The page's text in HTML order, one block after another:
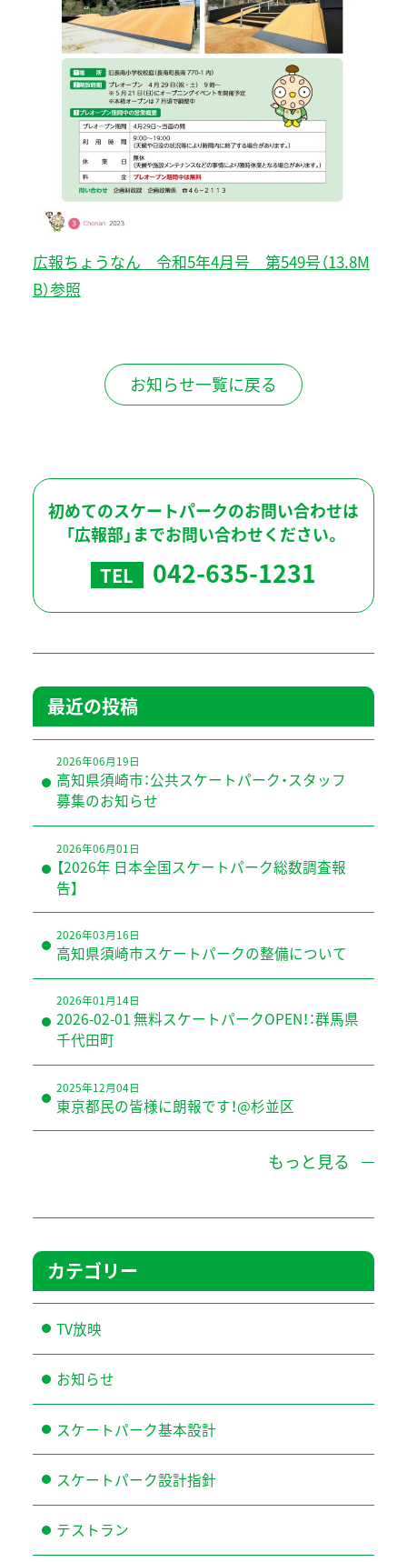
広報ちょうなん 令和5年4月号 第549号（13.8M
B）参照
お知らせ一覧に戻る
初めてのスケートパークのお問い合わせは
「広報部」までお問い合わせください。
TEL 042-635-1231
最近の投稿
2026年06月19日
高知県須崎市：公共スケートパーク・スタッフ
募集のお知らせ
2026年06月01日
【2026年 日本全国スケートパーク総数調査報
告】
2026年03月16日
高知県須崎市スケートパークの整備について
2026年01月14日
2026-02-01 無料スケートパークOPEN！：群馬県
千代田町
2025年12月04日
東京都民の皆様に朗報です！@杉並区
もっと見る
カテゴリー
TV放映
お知らせ
スケートパーク基本設計
スケートパーク設計指針
テストラン